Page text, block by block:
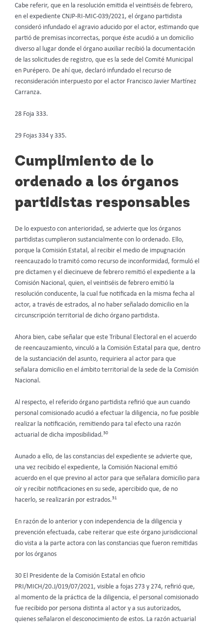
Cabe referir, que en la resolución emitida el veintiséis de febrero,
en el expediente CNJP-RI-MIC-039/2021, el órgano partidista
consideró infundado el agravio aducido por el actor, estimando que
partió de premisas incorrectas, porque éste acudió a un domicilio
diverso al lugar donde el órgano auxiliar recibió la documentación
de las solicitudes de registro, que es la sede del Comité Municipal
en Purépero. De ahí que, declaró infundado el recurso de
reconsideración interpuesto por el actor Francisco Javier Martínez
Carranza.
28 Foja 333.
29 Fojas 334 y 335.
Cumplimiento de lo
ordenado a los órganos
partidistas responsables
De lo expuesto con anterioridad, se advierte que los órganos
partidistas cumplieron sustancialmente con lo ordenado. Ello,
porque la Comisión Estatal, al recibir el medio de impugnación
reencauzado lo tramitó como recurso de inconformidad, formuló el
pre dictamen y el diecinueve de febrero remitió el expediente a la
Comisión Nacional, quien, el veintiséis de febrero emitió la
resolución conducente, la cual fue notificada en la misma fecha al
actor, a través de estrados, al no haber señalado domicilio en la
circunscripción territorial de dicho órgano partidista.
Ahora bien, cabe señalar que este Tribunal Electoral en el acuerdo
de reencauzamiento, vinculó a la Comisión Estatal para que, dentro
de la sustanciación del asunto, requiriera al actor para que
señalara domicilio en el ámbito territorial de la sede de la Comisión
Nacional.
Al respecto, el referido órgano partidista refirió que aun cuando
personal comisionado acudió a efectuar la diligencia, no fue posible
realizar la notificación, remitiendo para tal efecto una razón
actuarial de dicha imposibilidad.30
Aunado a ello, de las constancias del expediente se advierte que,
una vez recibido el expediente, la Comisión Nacional emitió
acuerdo en el que previno al actor para que señalara domicilio para
oír y recibir notificaciones en su sede, apercibido que, de no
hacerlo, se realizarán por estrados.31
En razón de lo anterior y con independencia de la diligencia y
prevención efectuada, cabe reiterar que este órgano jurisdiccional
dio vista a la parte actora con las constancias que fueron remitidas
por los órganos
30 El Presidente de la Comisión Estatal en oficio
PRI/MICH/20.J/019/07/2021, visible a fojas 273 y 274, refirió que,
al momento de la práctica de la diligencia, el personal comisionado
fue recibido por persona distinta al actor y a sus autorizados,
quienes señalaron el desconocimiento de estos. La razón actuarial